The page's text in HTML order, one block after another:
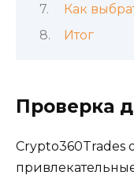
Как
Итог
Проверка
Crypto360Trades